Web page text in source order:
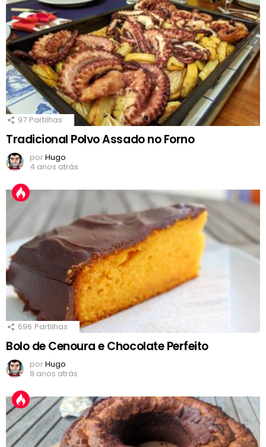
97 Partilhas
Tradicional Polvo Assado no Forno
porHugo
4 anos atrás
696 Partilhas
Bolo de Cenoura e Chocolate Perfeito
porHugo
8 anos atrás